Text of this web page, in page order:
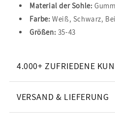
Material der Sohle:
Farbe: Weiß, Schwarz,
Größen: 35-43
4.000+ ZUFRIEDENE
VERSAND & LIEFERUNG